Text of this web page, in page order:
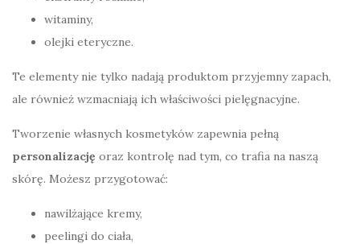
witaminy,
olejki eteryczne.
Te elementy nie tylko nadają produktom przyjemny zapach,
ale również wzmacniają ich właściwości pielęgnacyjne.
Tworzenie własnych kosmetyków zapewnia pełną
personalizację oraz kontrolę nad tym, co trafia na naszą
skórę. Możesz przygotować:
nawilżające kremy,
peelingi do ciała,